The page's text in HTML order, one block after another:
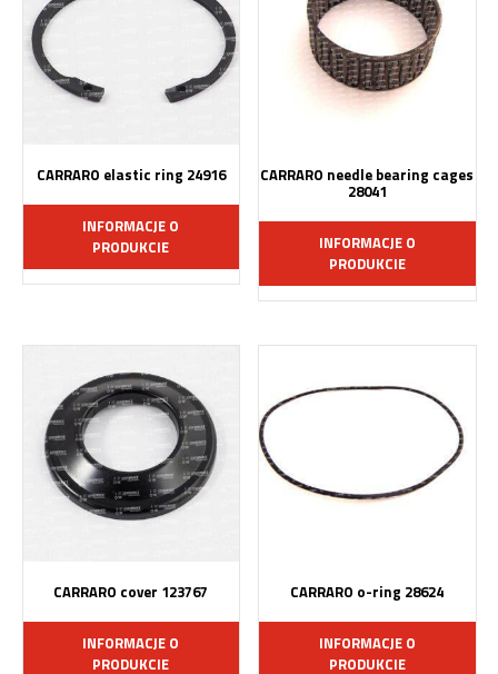
CARRARO elastic ring 24916
INFORMACJE O
PRODUKCIE
CARRARO needle bearing cages
28041
INFORMACJE O
PRODUKCIE
CARRARO cover 123767
INFORMACJE O
PRODUKCIE
CARRARO o-ring 28624
INFORMACJE O
PRODUKCIE